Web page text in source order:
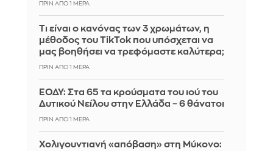
ΠΡΙΝ ΑΠΌ 1 ΜΈΡΑ
Τι είναι ο κανόνας των 3 χρωμάτων, η
μέθοδος του TikTok που υπόσχεται να
μας βοηθήσει να τρεφόμαστε καλύτερα;
ΠΡΙΝ ΑΠΌ 1 ΜΈΡΑ
ΕΟΔΥ: Στα 65 τα κρούσματα του ιού του
Δυτικού Νείλου στην Ελλάδα – 6 θάνατοι
ΠΡΙΝ ΑΠΌ 1 ΜΈΡΑ
Χολιγουντιανή «απόβαση» στη Μύκονο: